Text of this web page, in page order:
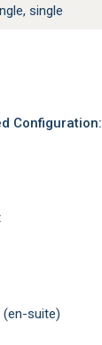
single
Configuration:
(en-suite)